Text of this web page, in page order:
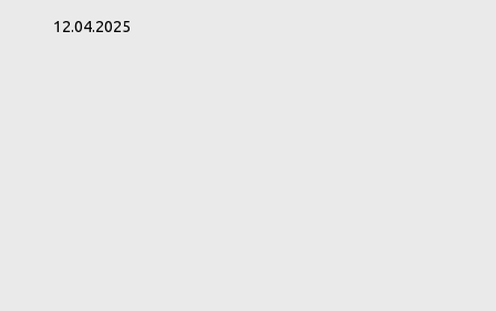
12.04.2025